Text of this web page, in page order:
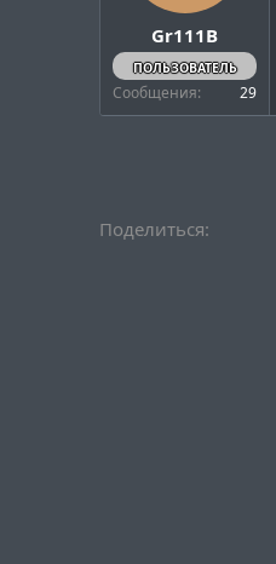
а
л
а
Gr111B
ПОЛЬЗОВАТЕЛЬ
Сообщения 29
Поделиться: